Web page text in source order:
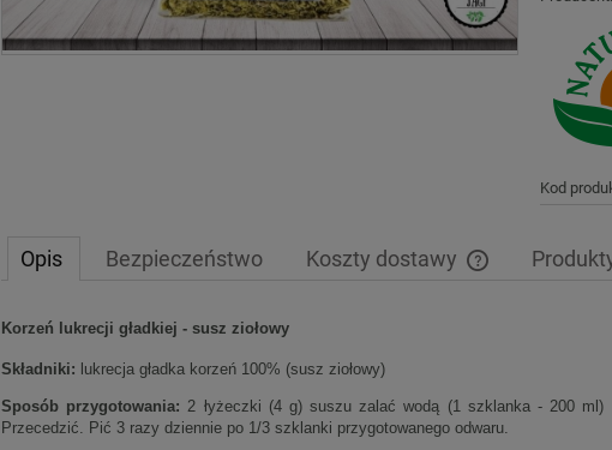
Kod
Opis Bezpieczeństwo Koszty dostawy
Korzeń lukrecji gładkiej - susz ziołowy
Składniki: lukrecja gładka korzeń 100% (susz ziołowy)
Sposób przygotowania: 2 łyżeczki (4 g) suszu zalać wodą (1 szklanka - 200
Przecedzić. Pić 3 razy dziennie po 1/3 szklanki przygotowanego odwaru.